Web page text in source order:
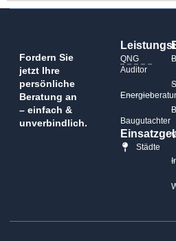
Fordern Sie
jetzt Ihre
persönliche
Beratung an
– einfach &
unverbindlich.
QNG
Auditor
Baugutachter
Städte